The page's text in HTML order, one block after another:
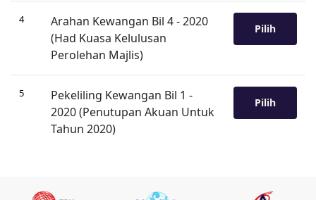
4
Arahan Kewangan Bil 4 - 2020
(Had Kuasa Kelulusan
Perolehan Majlis)
Pilih
5
Pekeliling Kewangan Bil 1 -
2020 (Penutupan Akuan Untuk
Tahun 2020)
Pilih